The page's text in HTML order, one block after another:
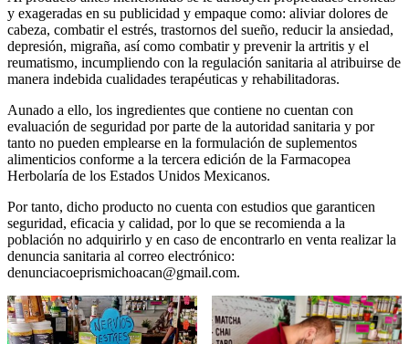
y exageradas en su publicidad y empaque como: aliviar dolores de
cabeza, combatir el estrés, trastornos del sueño, reducir la ansiedad,
depresión, migraña, así como combatir y prevenir la artritis y el
reumatismo, incumpliendo con la regulación sanitaria al atribuirse de
manera indebida cualidades terapéuticas y rehabilitadoras.
Aunado a ello, los ingredientes que contiene no cuentan con
evaluación de seguridad por parte de la autoridad sanitaria y por
tanto no pueden emplearse en la formulación de suplementos
alimenticios conforme a la tercera edición de la Farmacopea
Herbolaría de los Estados Unidos Mexicanos.
Por tanto, dicho producto no cuenta con estudios que garanticen
seguridad, eficacia y calidad, por lo que se recomienda a la
población no adquirirlo y en caso de encontrarlo en venta realizar la
denuncia sanitaria al correo electrónico:
denunciacoeprismichoacan@gmail.com.